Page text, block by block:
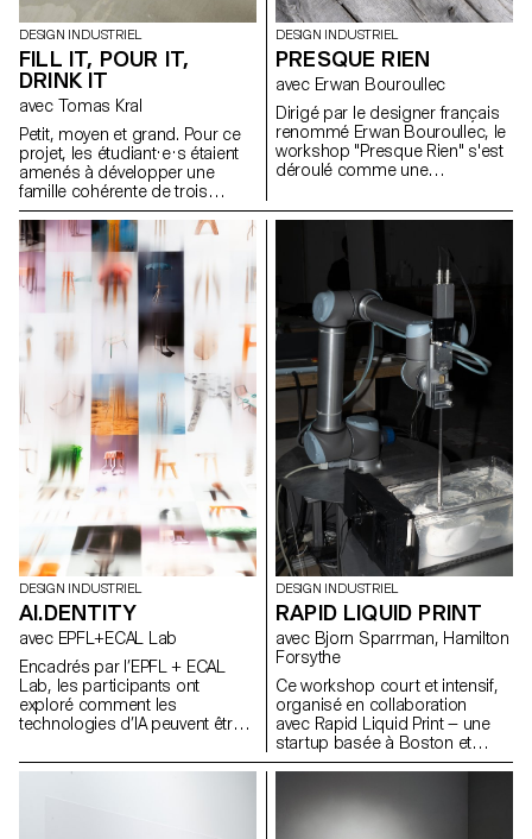
DESIGN INDUSTRIEL
FILL IT, POUR IT,
DRINK IT
avec Tomas Kral
Petit, moyen et grand. Pour ce
projet, les étudiant·e·s étaient
amenés à développer une
famille cohérente de trois
récipients ou simplement trois
contenants indépendants ayant
chacun un volume différent
pour contenir, transporter et
verser des liquides. Les objets
devaient être inscrits dans un
contexte précis que les
étudiant·e·s ont défini au début
du projet.
DESIGN INDUSTRIEL
PRESQUE RIEN
avec Erwan Bouroullec
Dirigé par le designer français
renommé Erwan Bouroullec, le
workshop "Presque Rien" s'est
déroulé comme une
design dans le site de sa ferme
canevas ouvert, encourageant
les étudiants en design
industriel de l'ECAL à s'écarter
des méthodes traditionnelles
de résolution de problèmes.
DESIGN INDUSTRIEL
AI.DENTITY
avec EPFL+ECAL Lab
Encadrés par l’EPFL + ECAL
Lab, les participants ont
exploré comment les
technologies d’IA peuvent être
produits pour améliorer la
DESIGN INDUSTRIEL
RAPID LIQUID PRINT
avec Bjorn Sparrman, Hamilton
Forsythe
Ce workshop court et intensif,
organisé en collaboration
avec Rapid Liquid Print — une
startup basée à Boston et
issue du Self-Assembly Lab du
fondements de l’Embedded 3D
Printing, en questionnant de